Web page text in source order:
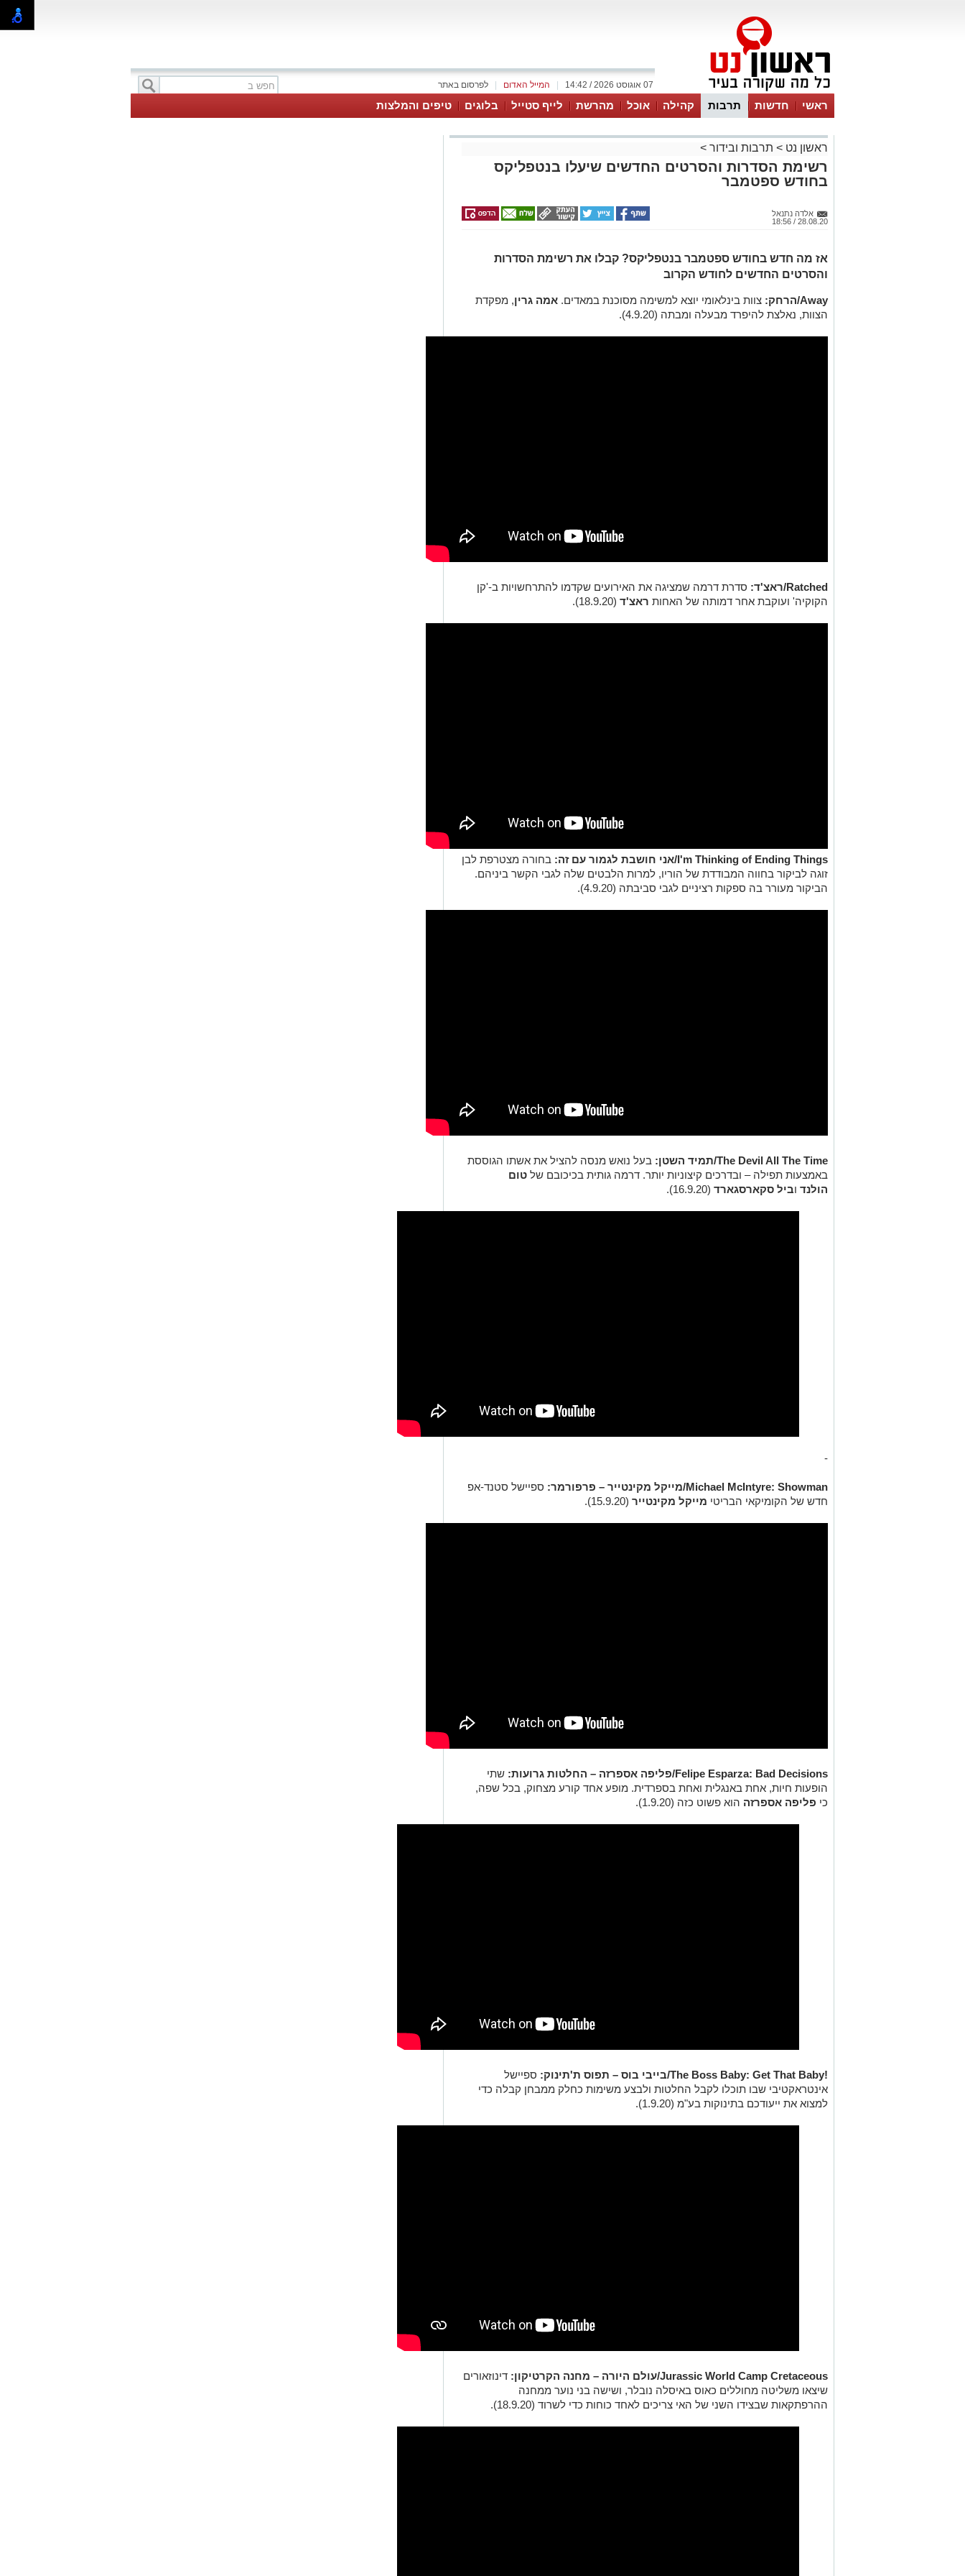
לפרסום באתר המייל האדום 07 אוגוסט 2026 / 14:42
ראשי חדשות תרבות קהילה אוכל מהרשת לייף סטייל בלוגים טיפים והמלצות
ראשון נט > תרבות ובידור >
רשימת הסדרות והסרטים החדשים שיעלו בנטפליקס
בחודש ספטמבר
אלדה נתנאל
28.08.20 / 18:56
אז מה חדש בחודש ספטמבר בנטפליקס? קבלו את רשימת הסדרות
והסרטים החדשים לחודש הקרוב
Away/הרחק: צוות בינלאומי יוצא למשימה מסוכנת במאדים. אמה גרין, מפקדת
הצוות, נאלצת להיפרד מבעלה ומבתה (4.9.20).
Ratched/ראצ'ד:
סדרת דרמה שמציגה את האירועים שקדמו להתרחשויות ב-'קן
הקוקיה' ועוקבת אחר דמותה של האחות ראצ'ד (18.9.20).
I'm Thinking of Ending Things/אני חושבת לגמור עם זה:
בחורה מצטרפת לבן
זוגה לביקור בחווה המבודדת של הוריו, למרות הלבטים שלה לגבי הקשר ביניהם.
הביקור מעורר בה ספקות רציניים לגבי סביבתה (4.9.20).
The Devil All The Time/תמיד השטן:
בעל נואש מנסה להציל את אשתו הגוססת
באמצעות תפילה – ובדרכים קיצוניות יותר. דרמה גותית בכיכובם של טום
הולנד וביל סקארסגארד (16.9.20).
-
Michael McIntyre: Showman/מייקל מקינטייר – פרפורמר:
ספיישל סטנד-אפ
חדש של הקומיקאי הבריטי מייקל מקינטייר (15.9.20).
Felipe Esparza: Bad Decisions/פליפה אספרזה – החלטות גרועות:
שתי
הופעות חיות, אחת באנגלית ואחת בספרדית. מופע אחד קורע מצחוק, בכל שפה,
כי פליפה אספרזה הוא פשוט כזה (1.9.20).
!The Boss Baby: Get That Baby/בייבי בוס – תפוס ת'תינוק:
ספיישל
אינטראקטיבי שבו תוכלו לקבל החלטות ולבצע משימות כחלק ממבחן קבלה כדי
למצוא את ייעודכם בתינוקות בע"מ (1.9.20).
Jurassic World Camp Cretaceous/עולם היורה – מחנה הקרטיקון:
דינוזאורים
שיצאו משליטה מחוללים כאוס באיסלה נובלר, ושישה בני נוער ממחנה
ההרפתקאות שבצידו השני של האי צריכים לאחד כוחות כדי לשרוד (18.9.20).